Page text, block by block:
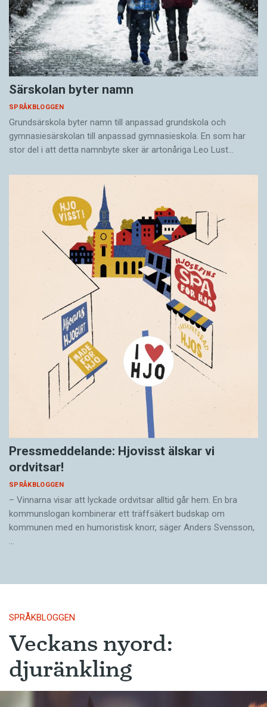
Särskolan byter namn
SPRÅKBLOGGEN
Grundsärskola byter namn till anpassad grundskola och
gymnasiesärskolan till anpassad gymnasieskola. En som har
stor del i att detta namnbyte sker är artonåriga Leo Lust…
Pressmeddelande: Hjovisst älskar vi
ordvitsar!
SPRÅKBLOGGEN
– Vinnarna visar att lyckade ordvitsar alltid går hem. En bra
kommunslogan kombinerar ett träffsäkert budskap om
kommunen med en humoristisk knorr, säger Anders Svensson,
…
SPRÅKBLOGGEN
Veckans nyord:
djuränkling